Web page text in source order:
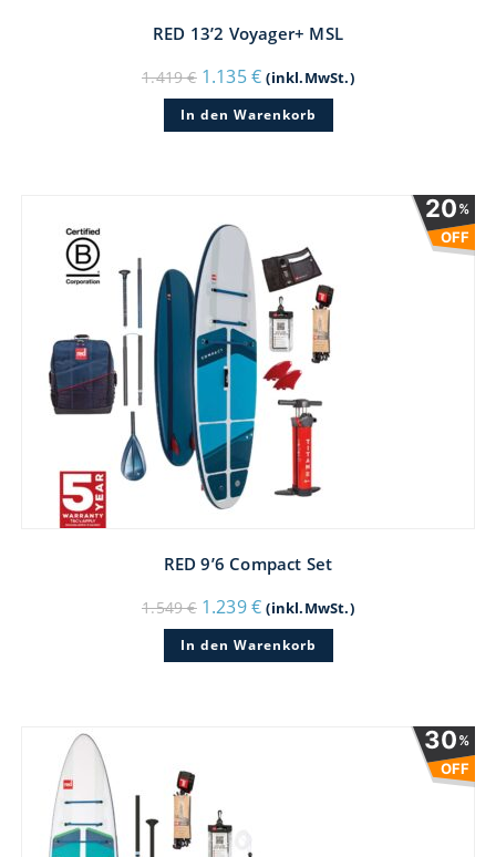
RED 13’2 Voyager+ MSL
1.419€ Ursprünglicher
Preis
war:
1.419 €
1.135€Aktueller
Preis
ist:
1.135 €.
(inkl.MwSt.)
In den Warenkorb
20%
OFF
RED 9’6 Compact Set
1.549€ Ursprünglicher
Preis
war:
1.549 €
1.239€Aktueller
Preis
ist:
1.239 €.
(inkl.MwSt.)
In den Warenkorb
30%
OFF